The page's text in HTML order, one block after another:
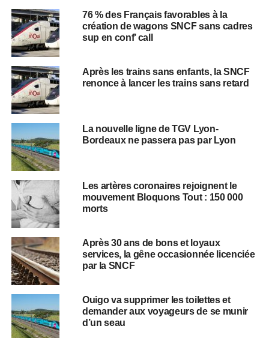
76 % des Français favorables à la
création de wagons SNCF sans cadres
sup en conf’ call
Après les trains sans enfants, la SNCF
renonce à lancer les trains sans retard
La nouvelle ligne de TGV Lyon-
Bordeaux ne passera pas par Lyon
Les artères coronaires rejoignent le
mouvement Bloquons Tout : 150 000
morts
Après 30 ans de bons et loyaux
services, la gêne occasionnée licenciée
par la SNCF
Ouigo va supprimer les toilettes et
demander aux voyageurs de se munir
d’un seau